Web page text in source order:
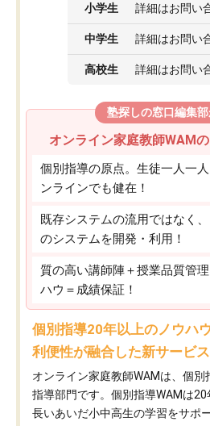
小学生 詳細はお問い
中学生 詳細はお問い
高校生 詳細はお問い
塾探しの窓口編集
オンライン家庭教師WAM
個別指導の原点。生徒一人一
ンラインでも健在！
既存システムの流用ではなく
のシステムを開発・利用！
質の高い講師陣＋授業品質管
ハウ＝成績保証！
個別指導20年以上のノウハ
利便性が融合した新サービス
オンライン家庭教師WAMは、個別
指導部門です。個別指導WAMは20
長いあいだ小中高生の学習をサポ